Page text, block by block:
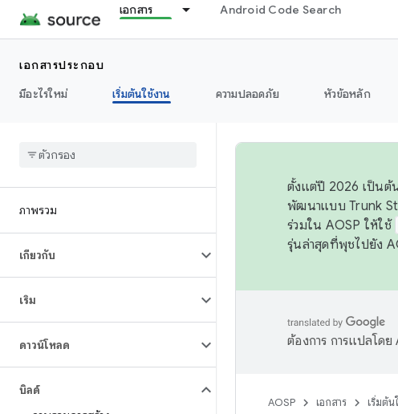
เอกสาร Android Code Search
เอกสารประกอบ
มีอะไรใหม่
เริ่มต้นใช้งาน ความปลอดภัย หัวข้อหลัก
ภาพรวม
เกี่ยวกับ
เริ่ม
ดาวน์โหลด
บิลด์
ตั้งแต่ปี 2026 เป็นต้น
พัฒนาแบบ Trunk
ร่วมใน AOSP ให้ใช้
รุ่นล่าสุดที่พุชไปยัง
ต้องการ การแปลโด
AOSP เอกสาร เริ่มต้น